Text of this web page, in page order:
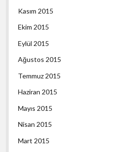
Kasım 2015
Ekim 2015
Eylül 2015
Ağustos 2015
Temmuz 2015
Haziran 2015
Mayıs 2015
Nisan 2015
Mart 2015